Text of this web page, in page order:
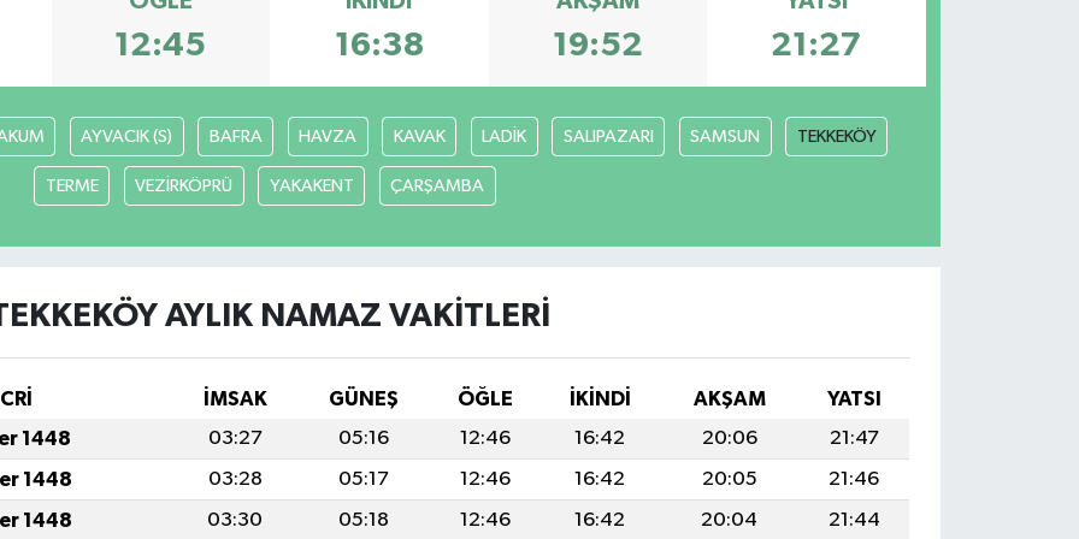
12:45 16:38 19:52 21:27
AYVACIK (S) BAFRA HAVZA KAVAK LADİK SALIPAZARI SAMSUN TEKKEKÖY
TERME VEZİRKÖPRÜ YAKAKENT ÇARŞAMBA
AYLIK NAMAZ VAKITLERI
İMSAK GÜNEŞ ÖĞLE İKINDI AKŞAM
YATSI
1448
03:27 05:16 12:46 16:42 20:06
21:47
1448
03:28 05:17 12:46 16:42 20:05
21:46
1448
03:30 05:18 12:46 16:42 20:04 21:44